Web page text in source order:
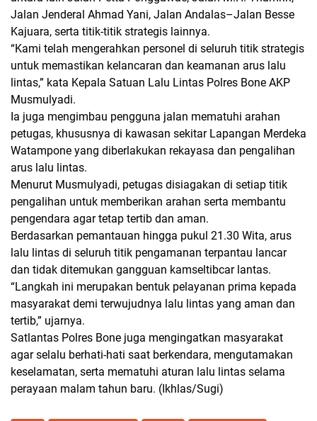
Jalan Jenderal Ahmad Yani, Jalan Andalas–Jalan Besse
Kajuara, serta titik-titik strategis lainnya.
“Kami telah mengerahkan personel di seluruh titik strategis
untuk memastikan kelancaran dan keamanan arus lalu
lintas,” kata Kepala Satuan Lalu Lintas Polres Bone AKP
Musmulyadi.
Ia juga mengimbau pengguna jalan mematuhi arahan
petugas, khususnya di kawasan sekitar Lapangan Merdeka
Watampone yang diberlakukan rekayasa dan pengalihan
arus lalu lintas.
Menurut Musmulyadi, petugas disiagakan di setiap titik
pengalihan untuk memberikan arahan serta membantu
pengendara agar tetap tertib dan aman.
Berdasarkan pemantauan hingga pukul 21.30 Wita, arus
lalu lintas di seluruh titik pengamanan terpantau lancar
dan tidak ditemukan gangguan kamseltibcar lantas.
“Langkah ini merupakan bentuk pelayanan prima kepada
masyarakat demi terwujudnya lalu lintas yang aman dan
tertib,” ujarnya.
Satlantas Polres Bone juga mengingatkan masyarakat
agar selalu berhati-hati saat berkendara, mengutamakan
keselamatan, serta mematuhi aturan lalu lintas selama
perayaan malam tahun baru. (Ikhlas/Sugi)